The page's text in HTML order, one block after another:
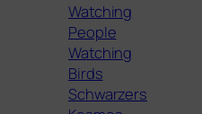
Watching
People
Watching
Birds
Schwarzers